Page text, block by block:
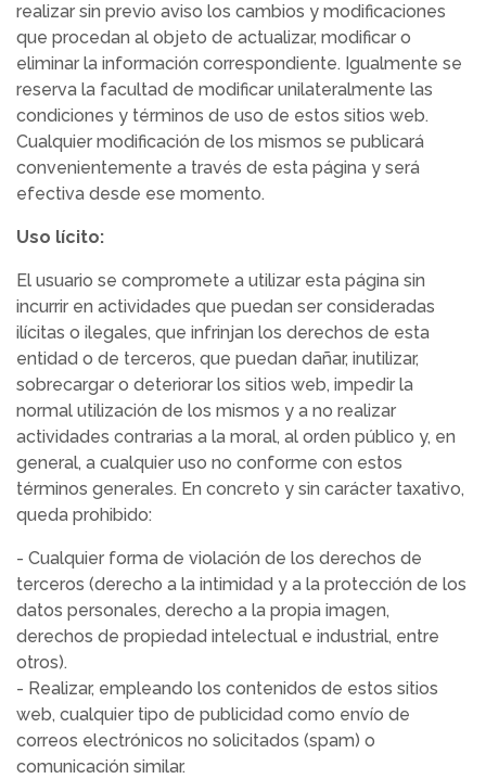
realizar sin previo aviso los cambios y modificaciones
que procedan al objeto de actualizar, modificar o
eliminar la información correspondiente. Igualmente se
reserva la facultad de modificar unilateralmente las
condiciones y términos de uso de estos sitios web.
Cualquier modificación de los mismos se publicará
convenientemente a través de esta página y será
efectiva desde ese momento.
Uso lícito:
El usuario se compromete a utilizar esta página sin
incurrir en actividades que puedan ser consideradas
ilícitas o ilegales, que infrinjan los derechos de esta
entidad o de terceros, que puedan dañar, inutilizar,
sobrecargar o deteriorar los sitios web, impedir la
normal utilización de los mismos y a no realizar
actividades contrarias a la moral, al orden público y, en
general, a cualquier uso no conforme con estos
términos generales. En concreto y sin carácter taxativo,
queda prohibido:
- Cualquier forma de violación de los derechos de
terceros (derecho a la intimidad y a la protección de los
datos personales, derecho a la propia imagen,
derechos de propiedad intelectual e industrial, entre
otros).
- Realizar, empleando los contenidos de estos sitios
web, cualquier tipo de publicidad como envío de
correos electrónicos no solicitados (spam) o
comunicación similar.